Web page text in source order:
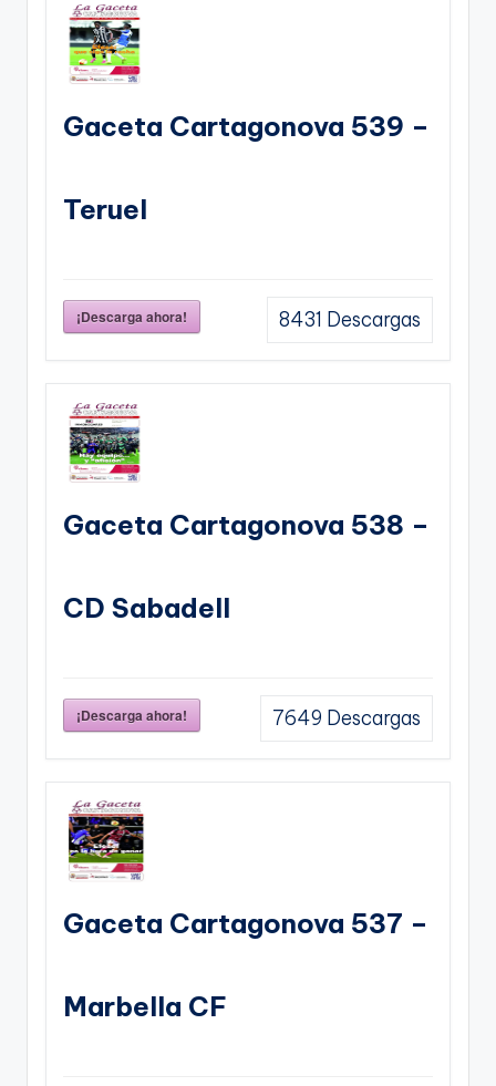
Gaceta Cartagonova 539 –
Teruel
¡Descarga ahora! 8431 Descargas
Gaceta Cartagonova 538 –
CD Sabadell
¡Descarga ahora! 7649 Descargas
Gaceta Cartagonova 537 –
Marbella CF